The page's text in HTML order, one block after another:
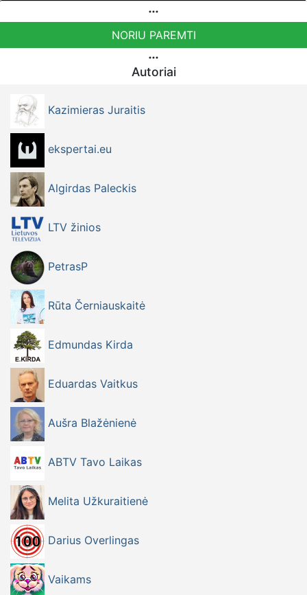
NORIU PAREMTI
Autoriai
Kazimieras Juraitis
ekspertai.eu
Algirdas Paleckis
LTV žinios
PetrasP
Rūta Černiauskaitė
Edmundas Kirda
Eduardas Vaitkus
Aušra Blažėnienė
ABTV Tavo Laikas
Melita Užkuraitienė
Darius Overlingas
Vaikams